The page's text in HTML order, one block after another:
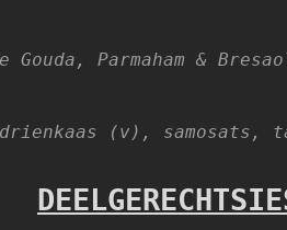
Parmaham &
(v), samosats,